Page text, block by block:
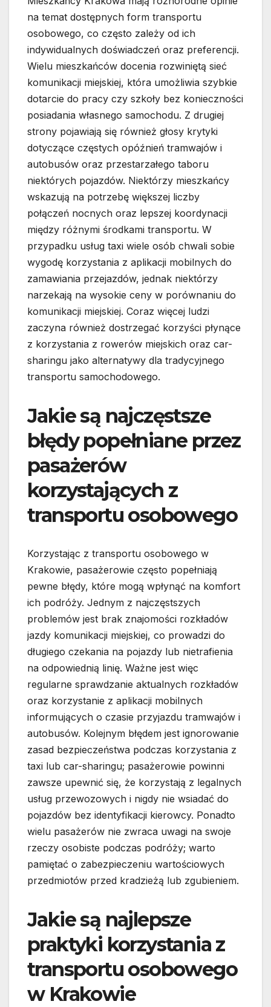
na temat dostępnych form transportu
osobowego, co często zależy od ich
indywidualnych doświadczeń oraz preferencji.
Wielu mieszkańców docenia rozwiniętą sieć
komunikacji miejskiej, która umożliwia szybkie
dotarcie do pracy czy szkoły bez konieczności
posiadania własnego samochodu. Z drugiej
strony pojawiają się również głosy krytyki
dotyczące częstych opóźnień tramwajów i
autobusów oraz przestarzałego taboru
niektórych pojazdów. Niektórzy mieszkańcy
wskazują na potrzebę większej liczby
połączeń nocnych oraz lepszej koordynacji
między różnymi środkami transportu. W
przypadku usług taxi wiele osób chwali sobie
wygodę korzystania z aplikacji mobilnych do
zamawiania przejazdów, jednak niektórzy
narzekają na wysokie ceny w porównaniu do
komunikacji miejskiej. Coraz więcej ludzi
zaczyna również dostrzegać korzyści płynące
z korzystania z rowerów miejskich oraz car-
sharingu jako alternatywy dla tradycyjnego
transportu samochodowego.
Jakie są najczęstsze
błędy popełniane przez
pasażerów
korzystających z
transportu osobowego
Korzystając z transportu osobowego w
Krakowie, pasażerowie często popełniają
pewne błędy, które mogą wpłynąć na komfort
ich podróży. Jednym z najczęstszych
problemów jest brak znajomości rozkładów
jazdy komunikacji miejskiej, co prowadzi do
długiego czekania na pojazdy lub nietrafienia
na odpowiednią linię. Ważne jest więc
regularne sprawdzanie aktualnych rozkładów
oraz korzystanie z aplikacji mobilnych
informujących o czasie przyjazdu tramwajów i
autobusów. Kolejnym błędem jest ignorowanie
zasad bezpieczeństwa podczas korzystania z
taxi lub car-sharingu; pasażerowie powinni
zawsze upewnić się, że korzystają z legalnych
usług przewozowych i nigdy nie wsiadać do
pojazdów bez identyfikacji kierowcy. Ponadto
wielu pasażerów nie zwraca uwagi na swoje
rzeczy osobiste podczas podróży; warto
pamiętać o zabezpieczeniu wartościowych
przedmiotów przed kradzieżą lub zgubieniem.
Jakie są najlepsze
praktyki korzystania z
transportu osobowego
w Krakowie